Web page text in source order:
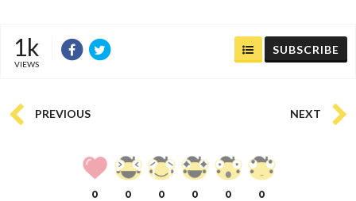
1k
VIEWS
SUBSCRIBE
PREVIOUS NEXT
0 0 0 0 0 0